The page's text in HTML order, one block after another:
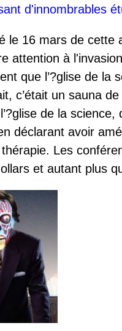
d'innombrables
le 16 mars de cette
attention à
que l’?glise de la
c’était un sauna
de la
déclarant avoir
Les
et autant plus